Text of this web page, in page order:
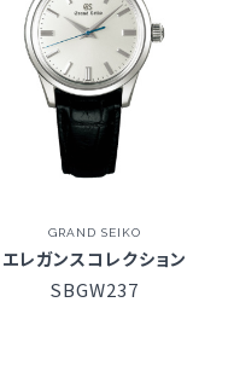
GRAND SEIKO
エレガンスコレクション
SBGW237